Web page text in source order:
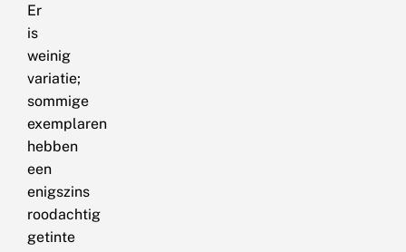
Er
is
weinig
variatie;
sommige
exemplaren
hebben
een
enigszins
roodachtig
getinte